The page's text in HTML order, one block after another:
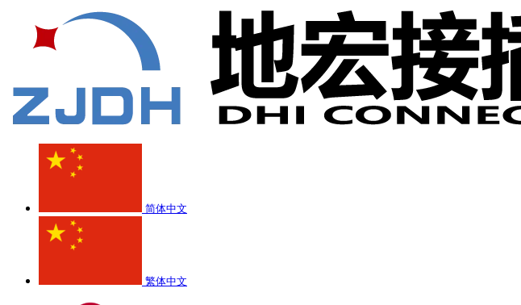
简体中文
繁体中文